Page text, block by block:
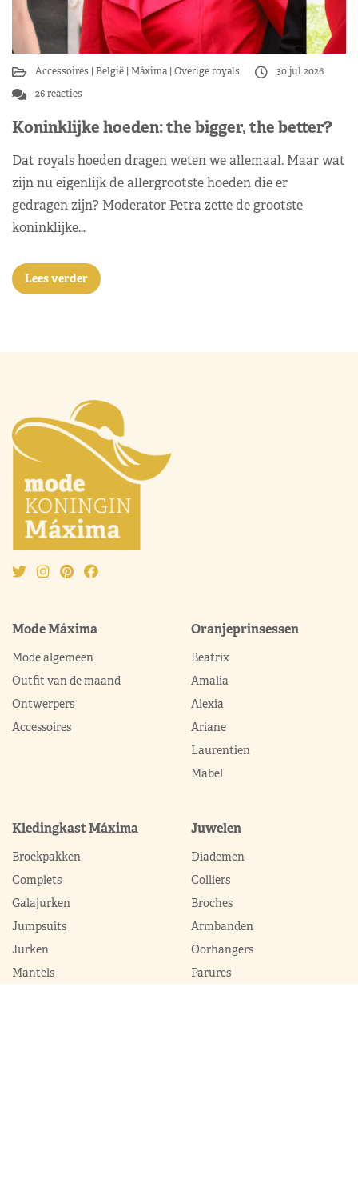
Accessoires België Máxima Overige royals
30 jul 2026
26 reacties
Koninklijke hoeden: the bigger, the better?
Dat royals hoeden dragen weten we allemaal. Maar wat
zijn nu eigenlijk de allergrootste hoeden die er
gedragen zijn? Moderator Petra zette de grootste
koninklijke…
Lees verder
Mode Máxima
Mode algemeen
Outfit van de maand
Ontwerpers
Accessoires
Oranjeprinsessen
Beatrix
Amalia
Alexia
Ariane
Laurentien
Mabel
Kledingkast Máxima
Broekpakken
Complets
Galajurken
Jumpsuits
Jurken
Mantels
Juwelen
Diademen
Colliers
Broches
Armbanden
Oorhangers
Parures